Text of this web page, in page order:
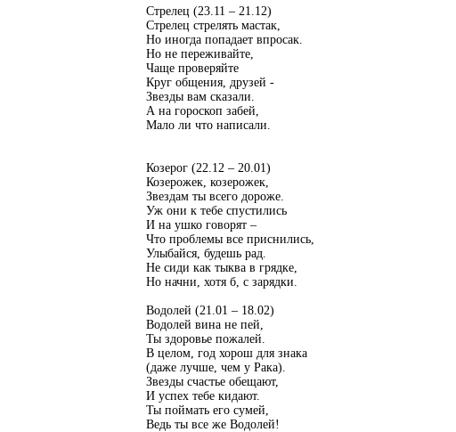
Стрелец (23.11 – 21.12)
Стрелец стрелять мастак,
Но иногда попадает впросак.
Но не переживайте,
Чаще проверяйте
Круг общения, друзей -
Звезды вам сказали.
А на гороскоп забей,
Мало ли что написали.
Козерог (22.12 – 20.01)
Козерожек, козерожек,
Звездам ты всего дороже.
Уж они к тебе спустились
И на ушко говорят –
Что проблемы все приснились,
Улыбайся, будешь рад.
Не сиди как тыква в грядке,
Но начни, хотя б, с зарядки.
Водолей (21.01 – 18.02)
Водолей вина не пей,
Ты здоровье пожалей.
В целом, год хорош для знака
(даже лучше, чем у Рака).
Звезды счастье обещают,
И успех тебе кидают.
Ты поймать его сумей,
Ведь ты все же Водолей!